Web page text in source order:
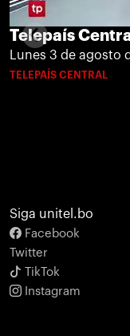
Telepaís
Lunes 3 de agosto
TELEPAÍS CENTRAL
Siga unitel.bo
Facebook
Twitter
TikTok
Instagram